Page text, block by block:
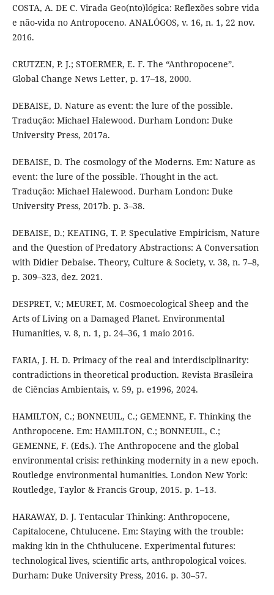
COSTA, A. DE C. Virada Geo(nto)lógica: Reflexões sobre vida
e não-vida no Antropoceno. ANALÓGOS, v. 16, n. 1, 22 nov.
2016.
CRUTZEN, P. J.; STOERMER, E. F. The “Anthropocene”.
Global Change News Letter, p. 17–18, 2000.
DEBAISE, D. Nature as event: the lure of the possible.
Tradução: Michael Halewood. Durham London: Duke
University Press, 2017a.
DEBAISE, D. The cosmology of the Moderns. Em: Nature as
event: the lure of the possible. Thought in the act.
Tradução: Michael Halewood. Durham London: Duke
University Press, 2017b. p. 3–38.
DEBAISE, D.; KEATING, T. P. Speculative Empiricism, Nature
and the Question of Predatory Abstractions: A Conversation
with Didier Debaise. Theory, Culture & Society, v. 38, n. 7–8,
p. 309–323, dez. 2021.
DESPRET, V.; MEURET, M. Cosmoecological Sheep and the
Arts of Living on a Damaged Planet. Environmental
Humanities, v. 8, n. 1, p. 24–36, 1 maio 2016.
FARIA, J. H. D. Primacy of the real and interdisciplinarity:
contradictions in theoretical production. Revista Brasileira
de Ciências Ambientais, v. 59, p. e1996, 2024.
HAMILTON, C.; BONNEUIL, C.; GEMENNE, F. Thinking the
Anthropocene. Em: HAMILTON, C.; BONNEUIL, C.;
GEMENNE, F. (Eds.). The Anthropocene and the global
environmental crisis: rethinking modernity in a new epoch.
Routledge environmental humanities. London New York:
Routledge, Taylor & Francis Group, 2015. p. 1–13.
HARAWAY, D. J. Tentacular Thinking: Anthropocene,
Capitalocene, Chtulucene. Em: Staying with the trouble:
making kin in the Chthulucene. Experimental futures:
technological lives, scientific arts, anthropological voices.
Durham: Duke University Press, 2016. p. 30–57.